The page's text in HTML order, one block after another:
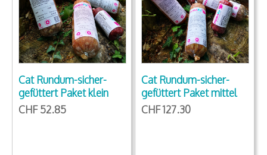
Cat Rundum-sicher-
gefüttert Paket klein
CHF 52.85
Cat Rundum-sicher-
gefüttert Paket mittel
CHF 127.30